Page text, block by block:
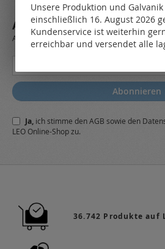
ABONNIEREN SIE UNSEREN
Always stay up to date and find out what's
Sie
sich
für
Newsletter
a:
Abonnieren
Ja, ich stimme denAGB sowie den
LEO Online-Shop zu.
36.742 Produkte auf
Unsere Produktion und
einschließlich 16. August 2026
Kundenservice ist weiterhin
erreichbar und versendet alle